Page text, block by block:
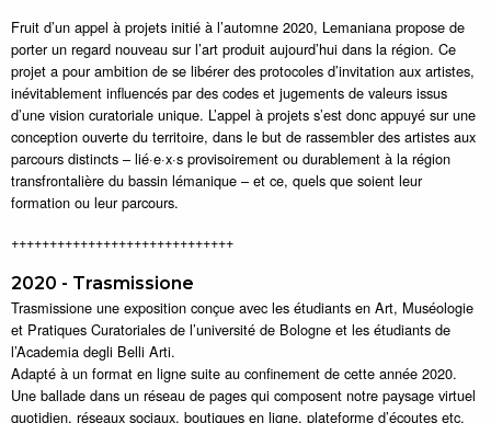
Fruit d’un appel à projets initié à l’automne 2020, Lemaniana propose de
porter un regard nouveau sur l’art produit aujourd’hui dans la région. Ce
projet a pour ambition de se libérer des protocoles d’invitation aux artistes,
inévitablement influencés par des codes et jugements de valeurs issus
d’une vision curatoriale unique. L’appel à projets s’est donc appuyé sur une
conception ouverte du territoire, dans le but de rassembler des artistes aux
parcours distincts – lié·e·x·s provisoirement ou durablement à la région
transfrontalière du bassin lémanique – et ce, quels que soient leur
formation ou leur parcours.
+++++++++++++++++++++++++++++
2020 - Trasmissione
Trasmissione une exposition conçue avec les étudiants en Art, Muséologie
et Pratiques Curatoriales de l’université de Bologne et les étudiants de
l’Academia degli Belli Arti.
Adapté à un format en ligne suite au confinement de cette année 2020.
Une ballade dans un réseau de pages qui composent notre paysage virtuel
quotidien, réseaux sociaux, boutiques en ligne, plateforme d’écoutes etc.